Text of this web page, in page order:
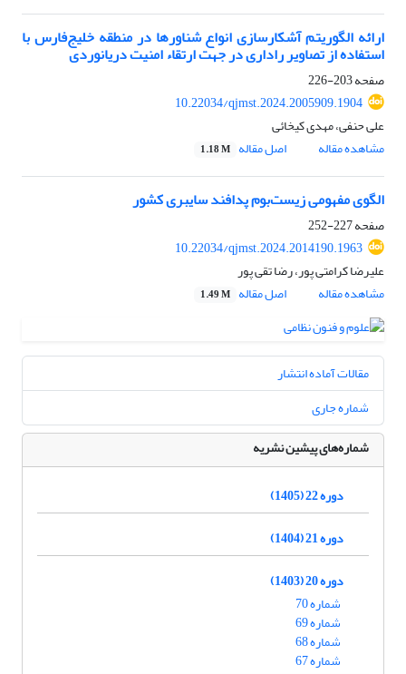
ارائه الگوریتم آشکارسازی انواع شناورها در منطقه خلیج‌فارس با
استفاده از تصاویر راداری در جهت ارتقاء امنیت دریانوردی
صفحه203-226
10.22034/qjmst.2024.2005909.1904
علی حنفی، مهدی کیخائی
مشاهده مقاله
اصل مقاله 1.18 M
الگوی مفهومی زیست‌بوم پدافند سایبری کشور
صفحه227-252
10.22034/qjmst.2024.2014190.1963
علیرضا کرامتی پور، رضا تقی پور
مشاهده مقاله
اصل مقاله 1.49 M
مقالات آماده انتشار
شماره جاری
شماره‌های پیشین نشریه
دوره 22 (1405)
دوره 21 (1404)
دوره 20 (1403)
شماره 70
شماره 69
شماره 68
شماره 67